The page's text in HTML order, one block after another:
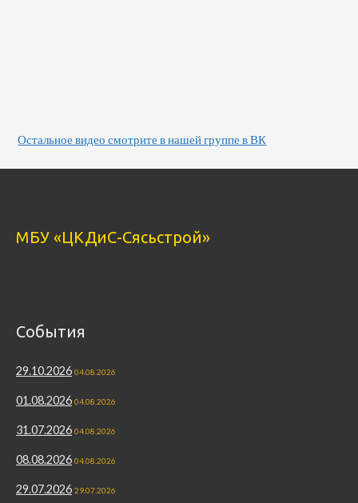
Остальное видео смотрите в нашей группе в ВК
МБУ «ЦКДиС-Сясьстрой»
События
29.10.2026 04.08.2026
01.08.2026 04.08.2026
31.07.2026 04.08.2026
08.08.2026 04.08.2026
29.07.2026 29.07.2026